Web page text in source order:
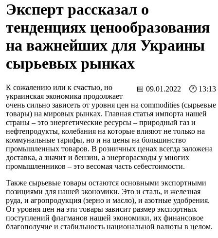
Эксперт рассказал о
тенденциях ценообразования
на важнейших для Украины
сырьевых рынках
📅 09.01.2022 🕐 13:13
К сожалению или к счастью, но
украинская экономика продолжает
очень сильно зависеть от уровня цен на commodities (сырьевые
товары) на мировых рынках. Главная статья импорта нашей
страны – это энергетические ресурсы – природный газ и
нефтепродукты, колебания на которые влияют не только на
коммунальные тарифы, но и на цены на большинство
промышленных товаров. В розничных ценах всегда заложена
доставка, а значит и бензин, а энергорасходы у многих
промышленников – это весомая часть себестоимости.
Также сырьевые товары остаются основными экспортными
позициями для нашей экономики. Это и сталь, и железная
руда, и агропродукция (зерно и масло), и азотные удобрения.
От уровня цен на эти товары зависит размер экспортных
поступлений флагманов нашей экономики, их финансовое
благополучие и стабильность национальной валюты в целом.